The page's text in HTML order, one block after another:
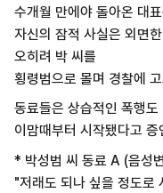
수개월 만에야 돌아온 대
자신의 잠적 사실은 외면
오히려 박 씨를
횡령범으로 몰며 경찰에
동료들은 상습적인 폭행도
이맘때부터 시작됐다고 증
* 박성범 씨 동료 A (음성
"저래도 되나 싶을 정도로